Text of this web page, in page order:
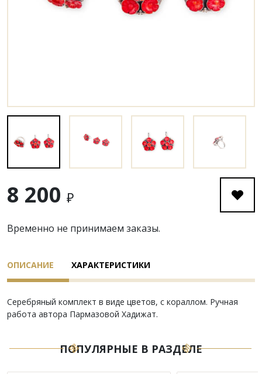
8 200 ₽
Временно не принимаем заказы.
ОПИСАНИЕ ХАРАКТЕРИСТИКИ
Серебряный комплект в виде цветов, с кораллом. Ручная
работа автора Пармазовой Хадижат.
ПОПУЛЯРНЫЕ В РАЗДЕЛЕ